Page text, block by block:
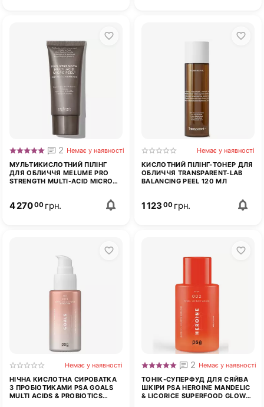
МУЛЬТИКИСЛОТНИЙ ПІЛІНГ
ДЛЯ ОБЛИЧЧЯ MELUME PRO
STRENGTH MULTI-ACID MICRO
2 Немає у наявності
4 270 00 грн.
КИСЛОТНИЙ ПІЛІНГ-ТОНЕР ДЛЯ
ОБЛИЧЧЯ TRANSPARENT-LAB
BALANCING PEEL 120 МЛ
Немає у наявності
1 123 00 грн.
НІЧНА КИСЛОТНА СИРОВАТКА
З ПРОБІОТИКАМИ PSA GOALS
MULTI ACIDS & PROBIOTICS
Немає у наявності
ТОНІК-СУПЕРФУД ДЛЯ СЯЙВА
ШКІРИ PSA HEROINE MANDELIC
& LICORICE SUPERFOOD GLOW
2 Немає у наявності